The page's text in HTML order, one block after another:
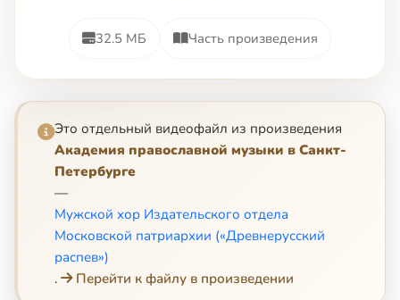
32.5 МБ Часть произведения
Это отдельный видеофайл из произведения
Академия православной музыки в Санкт-
Петербурге
—
Мужской хор Издательского отдела
Московской патриархии («Древнерусский
распев»)
.
Перейти к файлу в произведении